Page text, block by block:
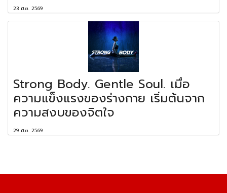
23 มิ.ย. 2569
Strong Body. Gentle Soul. เมื่อ
ความแข็งแรงของร่างกาย เริ่มต้นจาก
ความสงบของจิตใจ
29 มิ.ย. 2569